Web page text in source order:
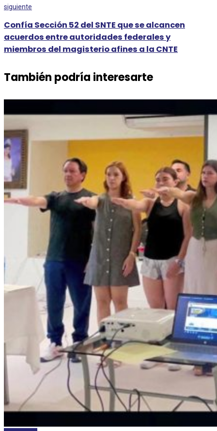
siguiente
Confía Sección 52 del SNTE que se alcancen
acuerdos entre autoridades federales y
miembros del magisterio afines a la CNTE
También podría interesarte